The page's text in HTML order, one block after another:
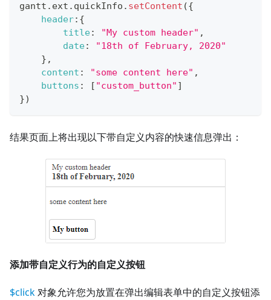
gantt . ext . quickInfo . setContent ({
header: {
title: "My custom header" ,
date:
"18th of February, 2020"
} ,
content : "some content here" ,
buttons : [ "custom_button" ]
})
结果页面上将出现以下带自定义内容的快速信息弹出：
添加带自定义行为的自定义按钮
$click对象允许您为放置在弹出编辑表单中的自定义按钮添